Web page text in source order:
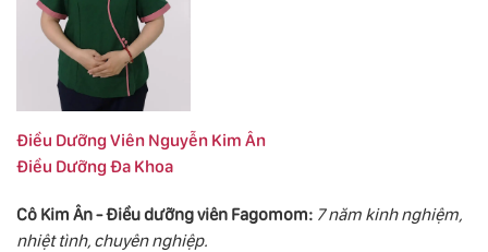
Điều Dưỡng Viên Nguyễn Kim Ân
Điều Dưỡng Đa Khoa
Cô Kim Ân - Điều dưỡng viên Fagomom: 7 năm kinh nghiệm,
nhiệt tình, chuyên nghiệp.